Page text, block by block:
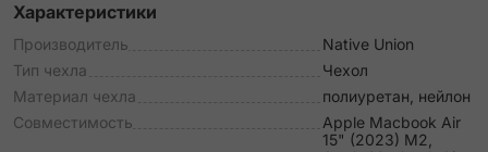
Характеристики
Производитель
Native Union
Тип чехла
Чехол
Материал чехла
полиуретан, нейлон
Совместимость
Apple Macbook Air
15" (2023) M2,